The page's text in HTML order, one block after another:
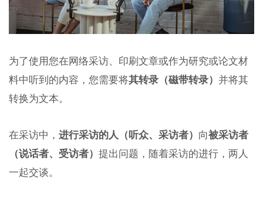
为了使用您在网络采访、印刷文章或作为研究或论文材
料中听到的内容，您需要将其转录（磁带转录） 并将其
转换为文本。
在采访中， 进行采访的人（听众、采访者） 向被采访者
（说话者、受访者） 提出问题，随着采访的进行，两人
一起交谈。